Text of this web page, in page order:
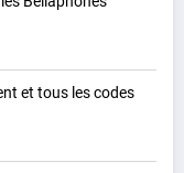
et tous les codes